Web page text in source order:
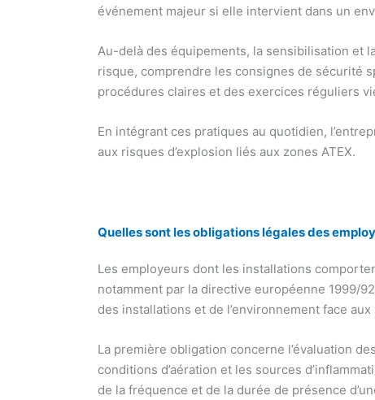
événement majeur si elle intervient dans un
Au-delà des équipements, la sensibilisation et
risque, comprendre les consignes de sécurité
procédures claires et des exercices réguliers
En intégrant ces pratiques au quotidien,
aux risques d’explosion liés aux zones ATEX.
Quelles sont les obligations légales des
Les employeurs dont les installations
notamment par la directive européenne 1999/
des installations et de l’environnement face
La première obligation concerne l’évaluation
conditions d’aération et les sources
de la fréquence et de la durée de présence